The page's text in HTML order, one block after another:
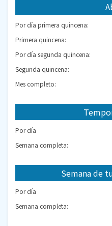
Por día primera quincena:
Primera quincena:
Por día segunda quincena:
Segunda quincena:
Mes completo:
Por día
Semana completa:
Semana de
Por día
Semana completa: